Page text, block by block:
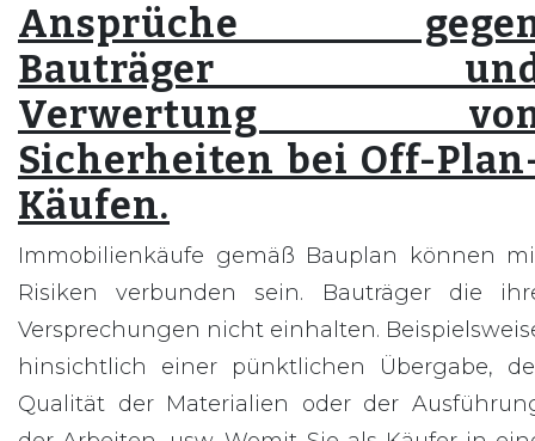
Ansprüche
Bauträger
Verwertung
Sicherheiten bei Off-
Käufen.
Immobilienkäufe gemäß Bauplan können
Risiken verbunden sein. Bauträger die
Versprechungen nicht einhalten.
hinsichtlich einer pünktlichen Übergabe,
Qualität der Materialien oder der